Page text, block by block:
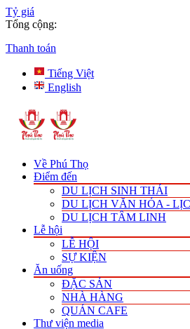
Tỷ giá
Tổng cộng:
Thanh toán
Tiếng Việt
English
Về Phú Thọ
Điểm đến
DU LỊCH SINH THÁI
DU LỊCH VĂN HÓA -
DU LỊCH TÂM LINH
Lễ hội
LỄ HỘI
SỰ KIỆN
Ăn uống
ĐẶC SẢN
NHÀ HÀNG
QUÁN CAFE
Thư viện media